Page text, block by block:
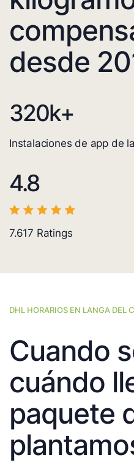
desde
320k+
Instalaciones de app de
4.8
7.617 Ratings
DHL HORARIOS EN LANGA DEL
Cuando
cuándo
paquete